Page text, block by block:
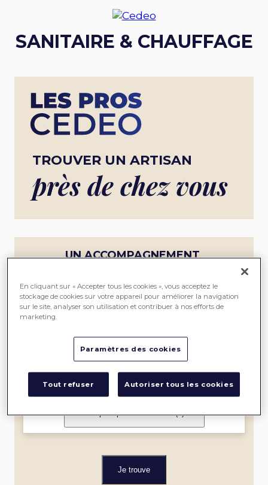
SANITAIRE & CHAUFFAGE
TROUVER UN ARTISAN
près de chez vous
UN ACCOMPAGNEMENT
ME
Je filtre par spécialité et label(0)
Je trouve
En cliquant sur « Accepter tous les cookies », vous acceptez le
stockage de cookies sur votre appareil pour améliorer la navigation
sur le site, analyser son utilisation et contribuer à nos efforts de
marketing.
Paramètres des cookies
Tout refuser Autoriser tous les cookies